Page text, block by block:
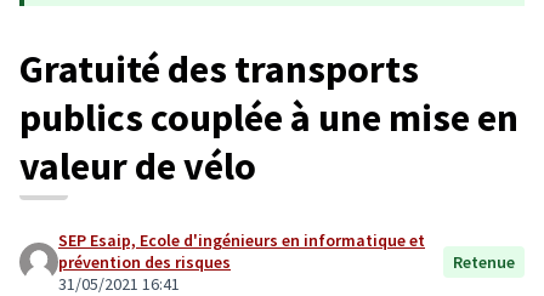
Gratuité des transports
publics couplée à une mise en
valeur de vélo
SEP Esaip, Ecole d'ingénieurs en informatique et
prévention des risques
31/05/2021 16:41
Retenue